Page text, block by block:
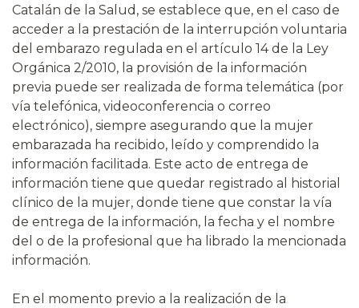
Catalán de la Salud, se establece que, en el caso de
acceder a la prestación de la interrupción voluntaria
del embarazo regulada en el artículo 14 de la Ley
Orgánica 2/2010, la provisión de la información
previa puede ser realizada de forma telemática (por
vía telefónica, videoconferencia o correo
electrónico), siempre asegurando que la mujer
embarazada ha recibido, leído y comprendido la
información facilitada. Este acto de entrega de
información tiene que quedar registrado al historial
clínico de la mujer, donde tiene que constar la vía
de entrega de la información, la fecha y el nombre
del o de la profesional que ha librado la mencionada
información.
En el momento previo a la realización de la